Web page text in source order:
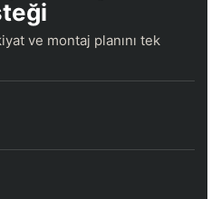
ve montaj planını tek